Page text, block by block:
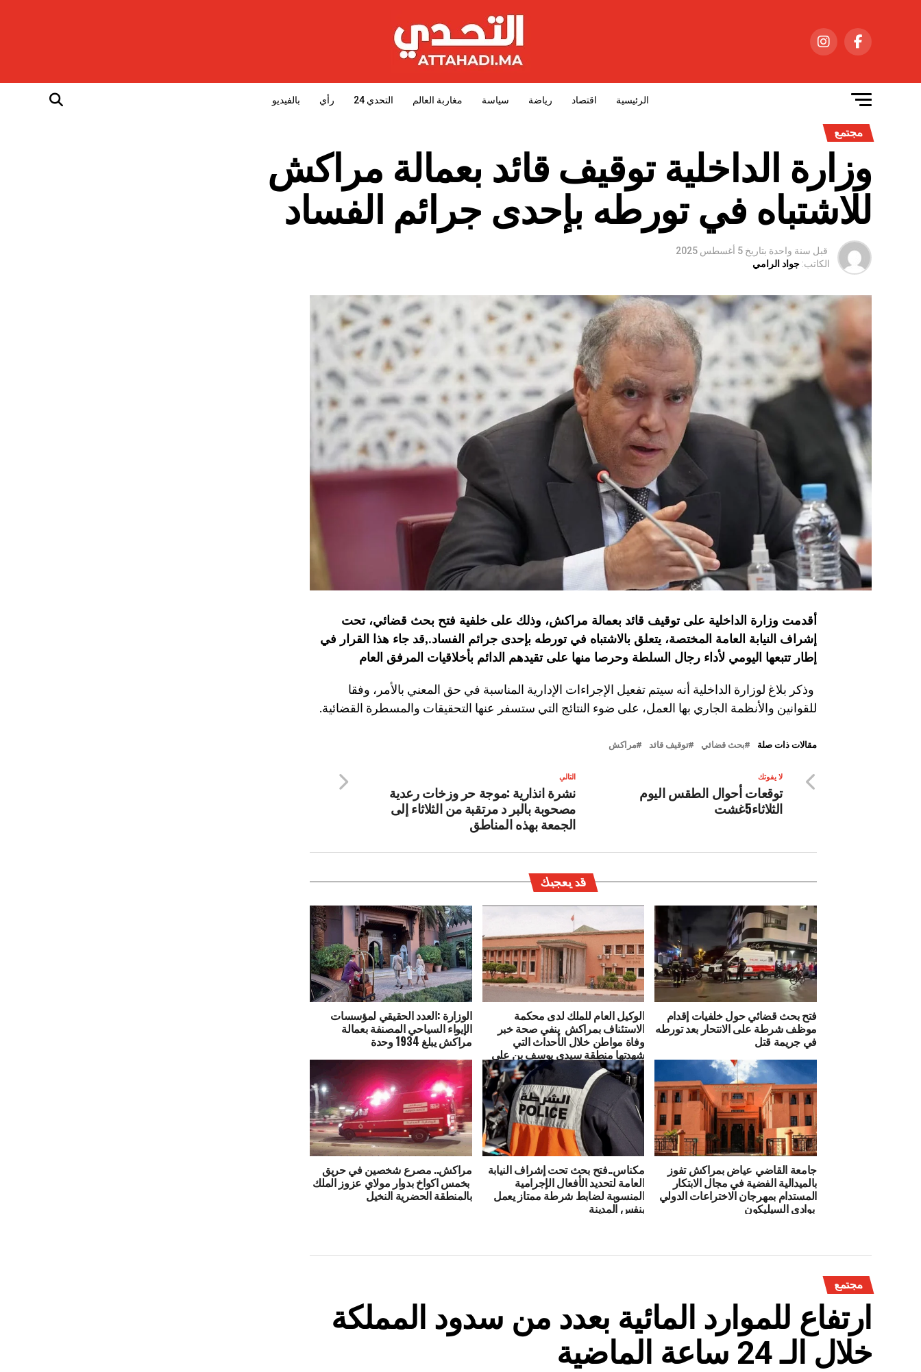
الرئيسية اقتصاد رياضة سياسة مغاربة العالم التحدي 24 رأي بالفيديو
مجتمع
وزارة الداخلية توقيف قائد بعمالة مراكش
للاشتباه في تورطه بإحدى جرائم الفساد
قبل سنة واحدة بتاريخ 5 أغسطس 2025
الكاتب: جواد الرامي
أقدمت وزارة الداخلية على توقيف قائد بعمالة مراكش، وذلك على خلفية فتح بحث قضائي، تحت
إشراف النيابة العامة المختصة، يتعلق بالاشتباه في تورطه بإحدى جرائم الفساد.,قد جاء هذا القرار في
إطار تتبعها اليومي لأداء رجال السلطة وحرصا منها على تقيدهم الدائم بأخلاقيات المرفق العام
وذكر بلاغ لوزارة الداخلية أنه سيتم تفعيل الإجراءات الإدارية المناسبة في حق المعني بالأمر، وفقا
للقوانين والأنظمة الجاري بها العمل، على ضوء النتائج التي ستسفر عنها التحقيقات والمسطرة القضائية.
مقالات ذات صلة بحث قضائي توقيف قائد مراكش
التالي
نشرة انذارية :موجة حر وزخات رعدية
مصحوبة بالبر د مرتقبة من الثلاثاء إلى
الجمعة بهذه المناطق
لا يفوتك
توقعات أحوال الطقس اليوم
الثلاثاء5غشت
قد يعجبك
فتح بحث قضائي حول خلفيات إقدام
موظف شرطة على الانتحار بعد تورطه
في جريمة قتل
الوكيل العام للملك لدى محكمة
الاستئناف بمراكش ينفي صحة خبر
وفاة مواطن خلال الأحداث التي
شهدتها منطقة سيدي يوسف بن علي
الوزارة :العدد الحقيقي لمؤسسات
الإيواء السياحي المصنفة بعمالة
مراكش يبلغ 1934 وحدة
جامعة القاضي عياض بمراكش تفوز
بالميدالية الفضية في مجال الابتكار
المستدام بمهرجان الاختراعات الدولي
بوادي السيليكون
مكناس..فتح بحث تحت إشراف النيابة
العامة لتحديد الأفعال الإجرامية
المنسوبة لضابط شرطة ممتاز يعمل
بنفس المدينة
مراكش.. مصرع شخصين في حريق
بخمس اكواخ بدوار مولاي عزوز الملك
بالمنطقة الحضرية النخيل
مجتمع
ارتفاع للموارد المائية بعدد من سدود المملكة
خلال الـ 24 ساعة الماضية